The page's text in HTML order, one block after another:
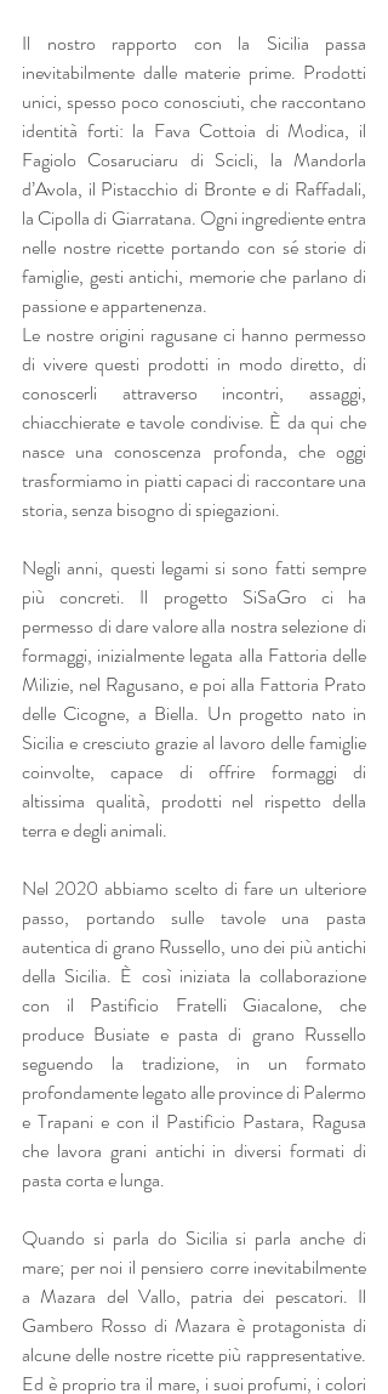
Il nostro rapporto con la Sicilia passa
inevitabilmente dalle materie prime. Prodotti
unici, spesso poco conosciuti, che raccontano
identità forti: la Fava Cottoia di Modica, il
Fagiolo Cosaruciaru di Scicli, la Mandorla
d’Avola, il Pistacchio di Bronte e di Raffadali,
la Cipolla di Giarratana. Ogni ingrediente entra
nelle nostre ricette portando con sé storie di
famiglie, gesti antichi, memorie che parlano di
passione e appartenenza.
Le nostre origini ragusane ci hanno permesso
di vivere questi prodotti in modo diretto, di
conoscerli attraverso incontri, assaggi,
chiacchierate e tavole condivise. È da qui che
nasce una conoscenza profonda, che oggi
trasformiamo in piatti capaci di raccontare una
storia, senza bisogno di spiegazioni.
Negli anni, questi legami si sono fatti sempre
più concreti. Il progetto SiSaGro ci ha
permesso di dare valore alla nostra selezione di
formaggi, inizialmente legata alla Fattoria delle
Milizie, nel Ragusano, e poi alla Fattoria Prato
delle Cicogne, a Biella. Un progetto nato in
Sicilia e cresciuto grazie al lavoro delle famiglie
coinvolte, capace di offrire formaggi di
altissima qualità, prodotti nel rispetto della
terra e degli animali.
Nel 2020 abbiamo scelto di fare un ulteriore
passo, portando sulle tavole una pasta
autentica di grano Russello, uno dei più antichi
della Sicilia. È così iniziata la collaborazione
con il Pastificio Fratelli Giacalone, che
produce Busiate e pasta di grano Russello
seguendo la tradizione, in un formato
profondamente legato alle province di Palermo
e Trapani e con il Pastificio Pastara, Ragusa
che lavora grani antichi in diversi formati di
pasta corta e lunga.
Quando si parla do Sicilia si parla anche di
mare; per noi il pensiero corre inevitabilmente
a Mazara del Vallo, patria dei pescatori. Il
Gambero Rosso di Mazara è protagonista di
alcune delle nostre ricette più rappresentative.
Ed è proprio tra il mare, i suoi profumi, i colori